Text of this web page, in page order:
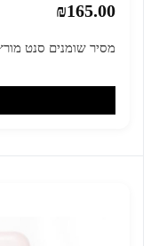
₪165.00
מסיר שומנים סנט מורץ וול דן - 750 מ"ל *